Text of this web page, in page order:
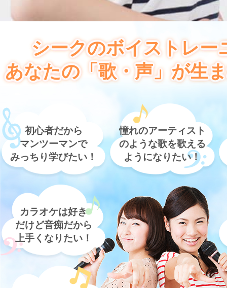
シークのボイストレー
あなたの「歌・声」が生
初心者だから
マンツーマンで
みっちり学びたい！
憧れのアーティスト
のような歌を歌える
ようになりたい！
カラオケは好き
だけど音痴だから
上手くなりたい！